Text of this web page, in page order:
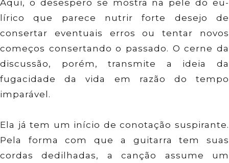
Aqui, o desespero se mostra na pele do eu-
lírico que parece nutrir forte desejo de
consertar eventuais erros ou tentar novos
começos consertando o passado. O cerne da
discussão, porém, transmite a ideia da
fugacidade da vida em razão do tempo
imparável.
Ela já tem um início de conotação suspirante.
Pela forma com que a guitarra tem suas
cordas dedilhadas, a canção assume um